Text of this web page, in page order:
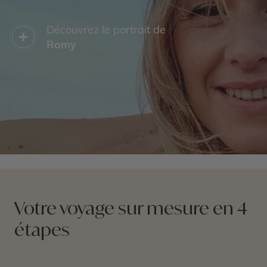
Une étape inoubliable de ce circuit privé en Égypte
est une croisière qui vous promet une expérience
exceptionnelle et mémorable. Au programme, ne
manquez pas la visite du
temple de Ouadi es-Seboua
, situé à 50
Découvrez le portrait de
Romy
Votre voyage sur mesure en 4
étapes